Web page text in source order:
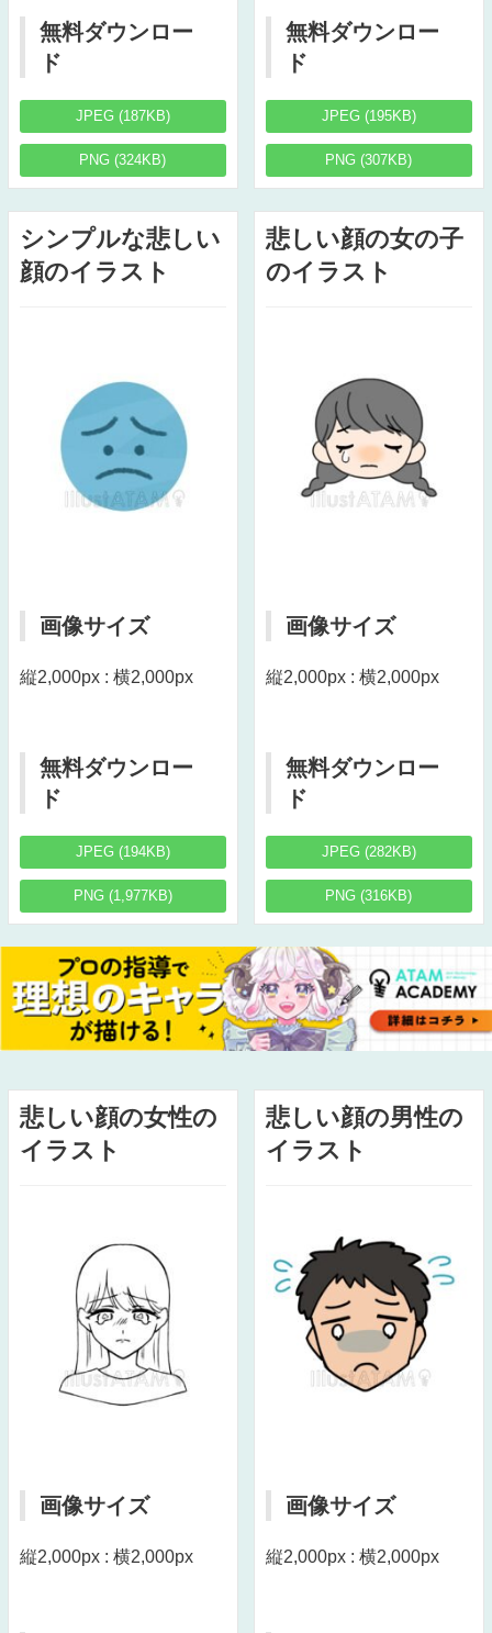
無料ダウンロー
ド
JPEG (187KB)
PNG (324KB)
無料ダウンロー
ド
JPEG (195KB)
PNG (307KB)
シンプルな悲しい
顔のイラスト
画像サイズ
縦2,000px : 横2,000px
無料ダウンロー
ド
JPEG (194KB)
PNG (1,977KB)
悲しい顔の女の子
のイラスト
画像サイズ
縦2,000px : 横2,000px
無料ダウンロー
ド
JPEG (282KB)
PNG (316KB)
悲しい顔の女性の
イラスト
画像サイズ
縦2,000px : 横2,000px
悲しい顔の男性の
イラスト
画像サイズ
縦2,000px : 横2,000px